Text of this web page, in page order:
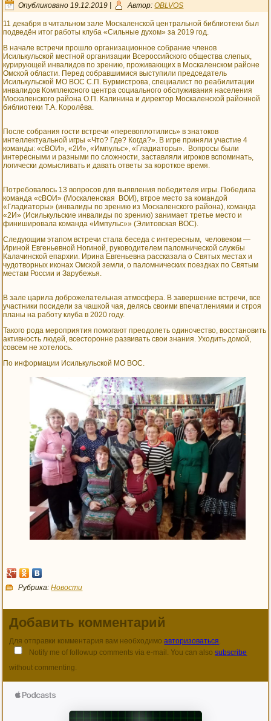
Опубликовано 19.12.2019 Автор: OBLVOS
11 декабря в читальном зале Москаленской центральной библиотеки был
подведён итог работы клуба «Сильные духом» за 2019 год.
В начале встречи прошло организационное собрание членов
Исилькульской местной организации Всероссийского общества слепых,
курирующей инвалидов по зрению, проживающих в Москаленском районе
Омской области. Перед собравшимися выступили председатель
Исилькульской МО ВОС С.П. Бурмистрова, специалист по реабилитации
инвалидов Комплексного центра социального обслуживания населения
Москаленского района О.П. Калинина и директор Москаленской районной
библиотеки Т.А. Королёва.
После собрания гости встречи «перевоплотились» в знатоков
интеллектуальной игры «Что? Где? Когда?». В игре приняли участие 4
команды: «сВОИ», «2И», «Импульс», «Гладиаторы». Вопросы были
интересными и разными по сложности, заставляли игроков вспоминать,
логически домысливать и давать ответы за короткое время.
Потребовалось 13 вопросов для выявления победителя игры. Победила
команда «сВОИ» (Москаленская ВОИ), втрое место за командой
«Гладиаторы» (инвалиды по зрению из Москаленского района), команда
«2И» (Исилькульские инвалиды по зрению) занимает третье место и
финишировала команда «Импульс»» (Элитовская ВОС).
Следующим этапом встречи стала беседа с интересным, человеком —
Ириной Евгеньевной Ногиной, руководителем паломнической службы
Калачинской епархии. Ирина Евгеньевна рассказала о Святых местах и
чудотворных иконах Омской земли, о паломнических поездках по Святым
местам России и Зарубежья.
В зале царила доброжелательная атмосфера. В завершение встречи, все
участники посидели за чашкой чая, делясь своими впечатлениями и строя
планы на работу клуба в 2020 году.
Такого рода мероприятия помогают преодолеть одиночество, восстановить
активность людей, всесторонне развивать свои знания. Уходить домой,
совсем не хотелось.
По информации Исилькульской МО ВОС.
Рубрика: Новости
Добавить комментарий
Для отправки комментария вам необходимоавторизоваться.
Notify me of followup comments via e-mail. You can alsosubscribe
without commenting.